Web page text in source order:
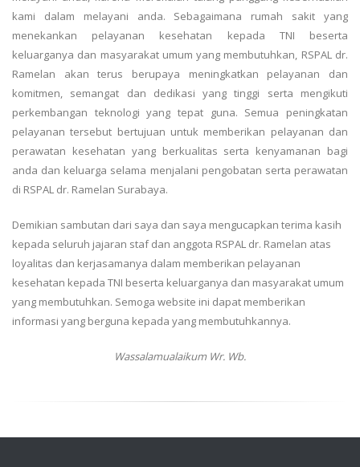
kami dalam melayani anda. Sebagaimana rumah sakit yang
menekankan pelayanan kesehatan kepada TNI beserta
keluarganya dan masyarakat umum yang membutuhkan, RSPAL dr.
Ramelan akan terus berupaya meningkatkan pelayanan dan
komitmen, semangat dan dedikasi yang tinggi serta mengikuti
perkembangan teknologi yang tepat guna. Semua peningkatan
pelayanan tersebut bertujuan untuk memberikan pelayanan dan
perawatan kesehatan yang berkualitas serta kenyamanan bagi
anda dan keluarga selama menjalani pengobatan serta perawatan
di RSPAL dr. Ramelan Surabaya.
Demikian sambutan dari saya dan saya mengucapkan terima kasih
kepada seluruh jajaran staf dan anggota RSPAL dr. Ramelan atas
loyalitas dan kerjasamanya dalam memberikan pelayanan
kesehatan kepada TNI beserta keluarganya dan masyarakat umum
yang membutuhkan. Semoga website ini dapat memberikan
informasi yang berguna kepada yang membutuhkannya.
Wassalamualaikum Wr. Wb.